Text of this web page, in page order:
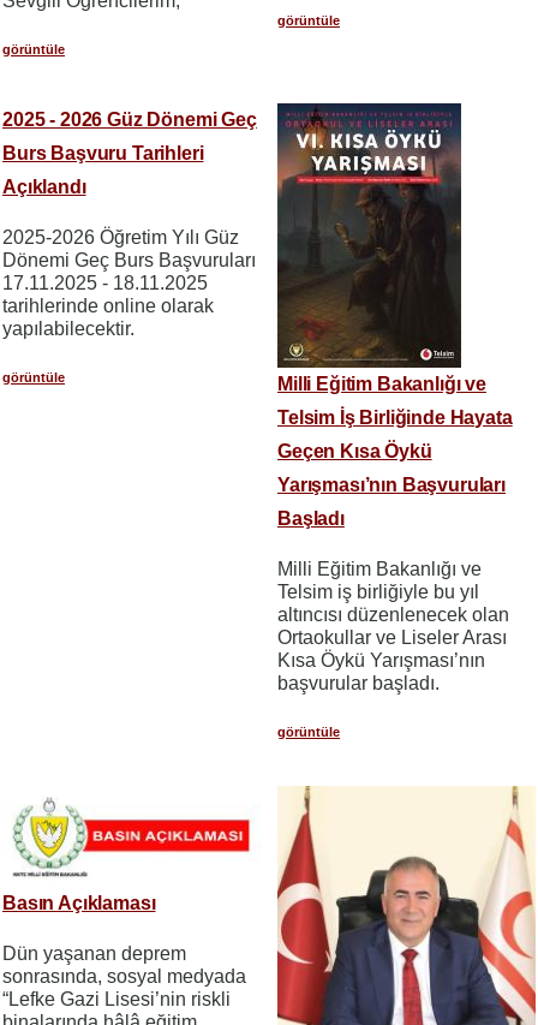
görüntüle
görüntüle
2025 - 2026 Güz Dönemi Geç
Burs Başvuru Tarihleri
Açıklandı
2025-2026 Öğretim Yılı Güz
Dönemi Geç Burs Başvuruları
17.11.2025 - 18.11.2025
tarihlerinde online olarak
yapılabilecektir.
görüntüle
Milli Eğitim Bakanlığı ve
Telsim İş Birliğinde Hayata
Geçen Kısa Öykü
Yarışması’nın Başvuruları
Başladı
Milli Eğitim Bakanlığı ve
Telsim iş birliğiyle bu yıl
altıncısı düzenlenecek olan
Ortaokullar ve Liseler Arası
Kısa Öykü Yarışması’nın
başvurular başladı.
görüntüle
Basın Açıklaması
Dün yaşanan deprem
sonrasında, sosyal medyada
“Lefke Gazi Lisesi’nin riskli